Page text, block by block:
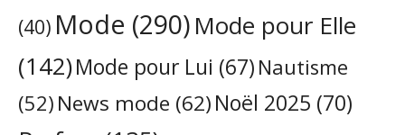
(40) Mode (290)Mode pour Elle
(142)Mode pour Lui (67) Nautisme
(52) News mode (62)Noël 2025 (70)